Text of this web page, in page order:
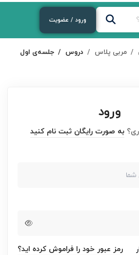
ورود / عضویت
مربی پلاس دروس جلسه‌ی اول
ورود
به صورت رایگان ثبت نام کنید
رمز عبور خود را فراموش کرده اید؟